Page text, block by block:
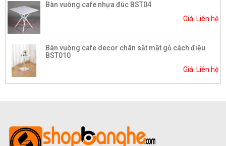
Bàn vuông cafe nhựa đúc BST04
Giá: Liên hệ
Bàn vuông cafe decor chân sắt mặt gỗ cách điệu
BST010
Giá: Liên hệ